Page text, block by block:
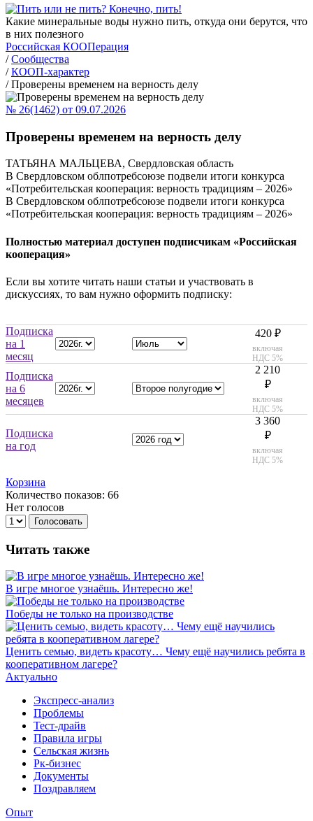
Какие минеральные воды нужно пить, откуда они берутся, что
в них полезного
Российская КООПерация
/ Сообщества
/ КООП-характер
/ Проверены временем на верность делу
№ 26(1462) от 09.07.2026
Проверены временем на верность делу
ТАТЬЯНА МАЛЬЦЕВА, Свердловская область
В Свердловском облпотребсоюзе подвели итоги конкурса
«Потребительская кооперация: верность традициям – 2026»
В Свердловском облпотребсоюзе подвели итоги конкурса
«Потребительская кооперация: верность традициям – 2026»
Полностью материал доступен подписчикам «Российская
кооперация»
Если вы хотите читать наши статьи и участвовать в
дискуссиях, то вам нужно оформить подписку:
Подписка
на 1
месяц
420 ₽
включая
НДС 5%
Подписка
на 6
месяцев
2 210
₽
включая
НДС 5%
Подписка
на год
3 360
₽
включая
НДС 5%
Корзина
Количество показов: 66
Нет голосов
Голосовать
Читать также
В игре многое узнаёшь. Интересно же!
Победы не только на производстве
Ценить семью, видеть красоту… Чему ещё научились ребята в
кооперативном лагере?
Актуально
Экспресс-анализ
Проблемы
Тест-драйв
Правила игры
Сельская жизнь
Рк-бизнес
Документы
Поздравляем
Опыт